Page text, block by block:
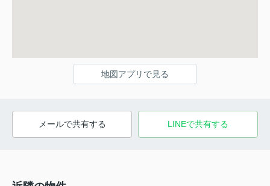
地図アプリで見る
メールで共有する LINEで共有する